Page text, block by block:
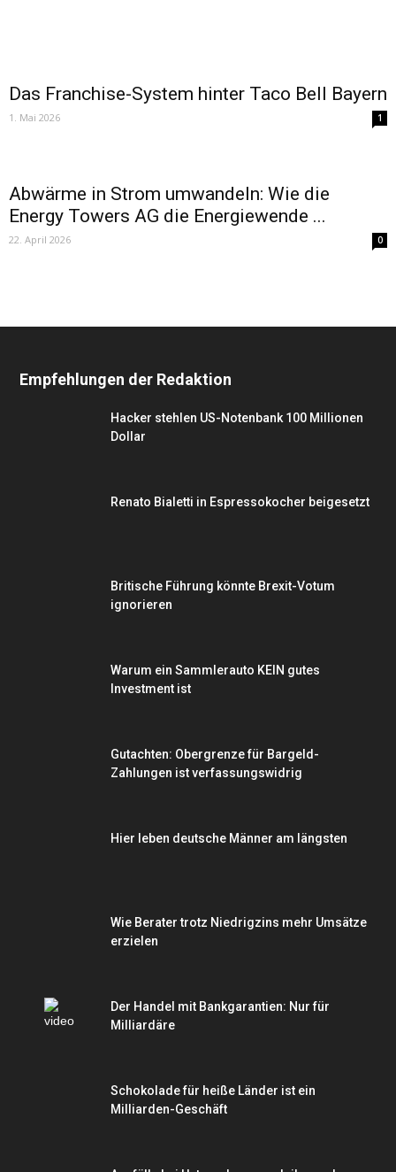
Das Franchise-System hinter Taco Bell Bayern
1. Mai 2026 1
Abwärme in Strom umwandeln: Wie die
Energy Towers AG die Energiewende ...
22. April 2026 0
Empfehlungen der Redaktion
Hacker stehlen US-Notenbank 100 Millionen
Dollar
Renato Bialetti in Espressokocher beigesetzt
Britische Führung könnte Brexit-Votum
ignorieren
Warum ein Sammlerauto KEIN gutes
Investment ist
Gutachten: Obergrenze für Bargeld-
Zahlungen ist verfassungswidrig
Hier leben deutsche Männer am längsten
Wie Berater trotz Niedrigzins mehr Umsätze
erzielen
Der Handel mit Bankgarantien: Nur für
Milliardäre
Schokolade für heiße Länder ist ein
Milliarden-Geschäft